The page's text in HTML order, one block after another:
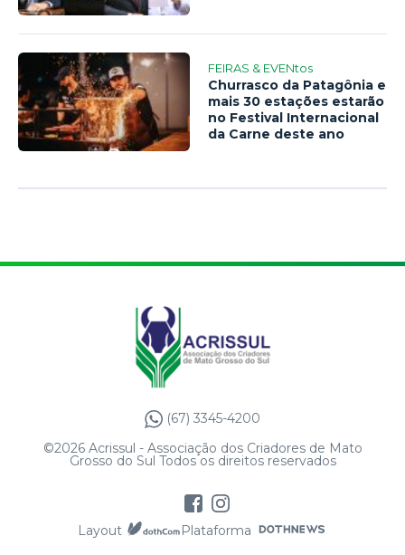
FEIRAS & EVENtos
Churrasco da Patagônia e
mais 30 estações estarão
no Festival Internacional
da Carne deste ano
(67) 3345-4200
©2026 Acrissul - Associação dos Criadores de Mato
Grosso do Sul Todos os direitos reservados
Layout Plataforma